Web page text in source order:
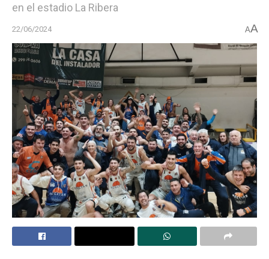
en el estadio La Ribera
22/06/2024 AA